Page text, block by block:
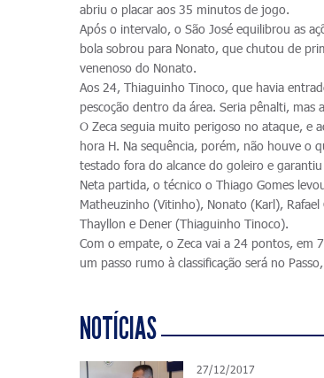
abriu o placar aos 35 minutos de jogo.
Após o intervalo, o São José equilibrou as
bola sobrou para Nonato, que chutou de
venenoso do Nonato.
Aos 24, Thiaguinho Tinoco, que havia
pescoção dentro da área. Seria pênalti, mas
O Zeca seguia muito perigoso no ataque, e
hora H. Na sequência, porém, não houve o
testado fora do alcance do goleiro e
Neta partida, o técnico o Thiago Gomes
Matheuzinho (Vitinho), Nonato (Karl),
Thayllon e Dener (Thiaguinho Tinoco).
Com o empate, o Zeca vai a 24 pontos, em
um passo rumo à classificação será no
NOTÍCIAS
27/12/2017